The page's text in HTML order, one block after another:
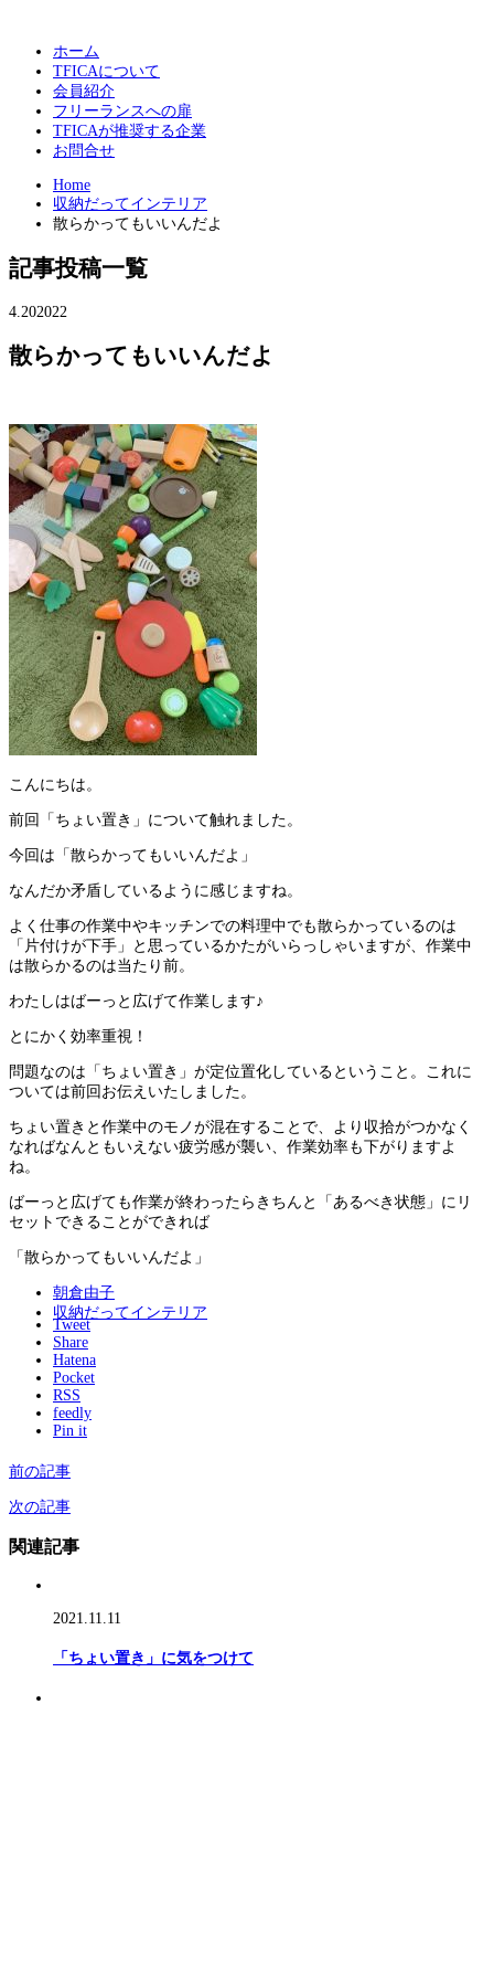
ホーム
TFICAについて
会員紹介
フリーランスへの扉
TFICAが推奨する企業
お問合せ
Home
収納だってインテリア
散らかってもいいんだよ
記事投稿一覧
4.202022
散らかってもいいんだよ
こんにちは。
前回「ちょい置き」について触れました。
今回は「散らかってもいいんだよ」
なんだか矛盾しているように感じますね。
よく仕事の作業中やキッチンでの料理中でも散らかっているのは
「片付けが下手」と思っているかたがいらっしゃいますが、作業中
は散らかるのは当たり前。
わたしはばーっと広げて作業します♪
とにかく効率重視！
問題なのは「ちょい置き」が定位置化しているということ。これに
ついては前回お伝えいたしました。
ちょい置きと作業中のモノが混在することで、より収拾がつかなく
なればなんともいえない疲労感が襲い、作業効率も下がりますよ
ね。
ばーっと広げても作業が終わったらきちんと「あるべき状態」にリ
セットできることができれば
「散らかってもいいんだよ」
朝倉由子
収納だってインテリア
Tweet
Share
Hatena
Pocket
RSS
feedly
Pin it
前の記事
次の記事
関連記事
2021.11.11
「ちょい置き」に気をつけて